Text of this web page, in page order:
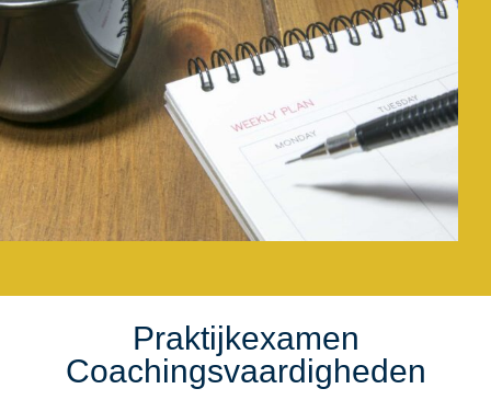
Praktijkexamen
Coachingsvaardigheden